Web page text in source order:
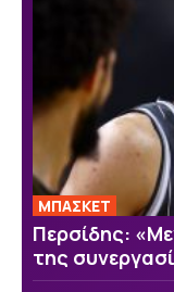
ΜΠΑΣΚΕΤ
Περσίδης:
της